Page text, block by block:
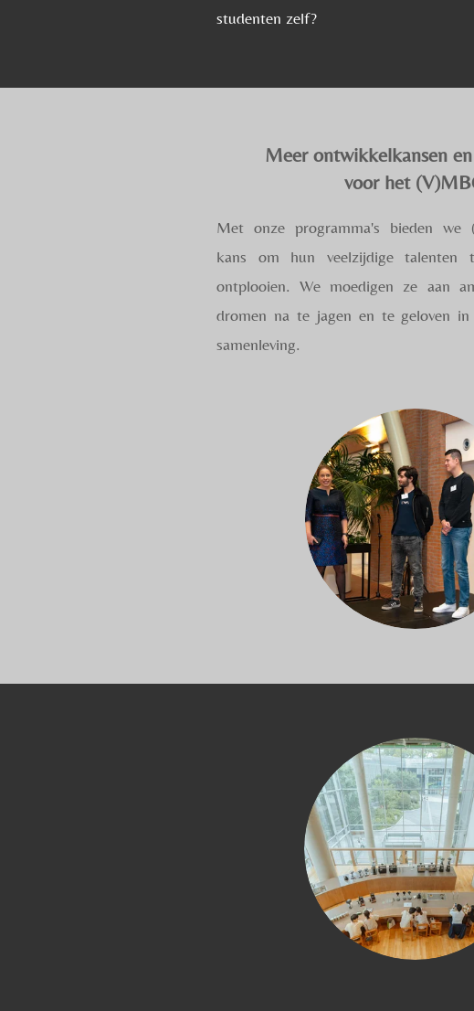
studenten zelf?
Meer ontwikkelkansen
voor het
Met onze programma's bieden we
kans om hun veelzijdige talenten
ontplooien. We moedigen ze aan
dromen na te jagen en te geloven
samenleving.